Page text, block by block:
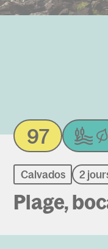
97
Calvados 2
Plage,